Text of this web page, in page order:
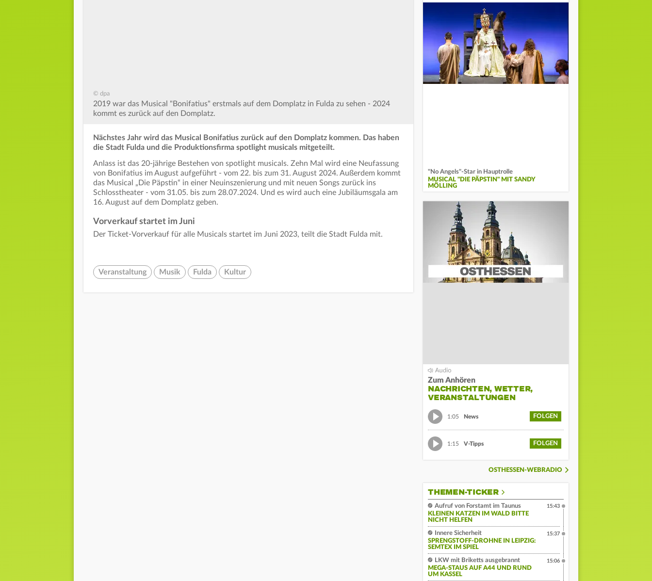
© dpa
2019 war das Musical "Bonifatius" erstmals auf dem Domplatz in Fulda zu sehen - 2024
kommt es zurück auf den Domplatz.
Nächstes Jahr wird das Musical Bonifatius zurück auf den Domplatz kommen. Das haben
die Stadt Fulda und die Produktionsfirma spotlight musicals mitgeteilt.
Anlass ist das 20-jährige Bestehen von spotlight musicals. Zehn Mal wird eine Neufassung
von Bonifatius im August aufgeführt - vom 22. bis zum 31. August 2024. Außerdem kommt
das Musical „Die Päpstin“ in einer Neuinszenierung und mit neuen Songs zurück ins
Schlosstheater - vom 31.05. bis zum 28.07.2024. Und es wird auch eine Jubiläumsgala am
16. August auf dem Domplatz geben.
Vorverkauf startet im Juni
Der Ticket-Vorverkauf für alle Musicals startet im Juni 2023, teilt die Stadt Fulda mit.
Veranstaltung Musik Fulda Kultur
"No Angels"-Star in Hauptrolle
MUSICAL "DIE PÄPSTIN" MIT SANDY
MÖLLING
Zum Anhören
NACHRICHTEN, WETTER,
VERANSTALTUNGEN
1:05 News FOLGEN
1:15 V-Tipps FOLGEN
OSTHESSEN-WEBRADIO
THEMEN-TICKER
Aufruf von Forstamt im Taunus
KLEINEN KATZEN IM WALD BITTE
NICHT HELFEN
15:43
Innere Sicherheit
SPRENGSTOFF-DROHNE IN LEIPZIG:
SEMTEX IM SPIEL
15:37
LKW mit Briketts ausgebrannt
MEGA-STAUS AUF A44 UND RUND
UM KASSEL
15:06